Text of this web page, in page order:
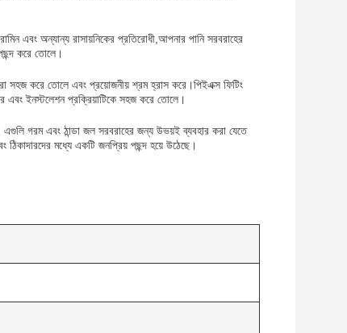
এবং অন্যান্য রাসায়নিকের প্রতিরোধী,আপনার পানি সরবরাহের
করে তোলে।
সহজ করে তোলে এবং প্রয়োজনীয় শ্রম হ্রাস করে।পিইএক্স ফিটিং
এবং ইনস্টলেশন প্রক্রিয়াটিকে সহজ করে তোলে।
গরম এবং ঠান্ডা জল সরবরাহের জন্য উভয়ই ব্যবহার করা যেতে
ঠিকাদারদের মধ্যে একটি জনপ্রিয় পছন্দ হয়ে উঠেছে।